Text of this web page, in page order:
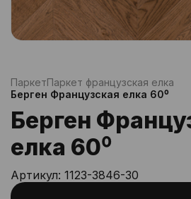
ПаркетПаркет французская елка
Берген Французская елка 60⁰
Берген
елка 60⁰
Артикул: 1123-3846-30